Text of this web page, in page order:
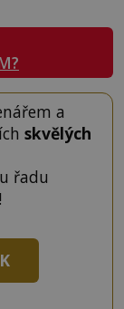
a
skvělých
řadu
!